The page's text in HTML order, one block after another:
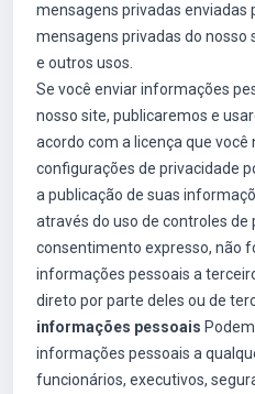
mensagens privadas enviadas
mensagens privadas do nosso
e outros usos.
Se você enviar informações
nosso site, publicaremos e
acordo com a licença que você
configurações de privacidade
a publicação de suas
através do uso de controles de
consentimento expresso, não
informações pessoais a
direto por parte deles ou de
informações pessoais
informações pessoais a
funcionários, executivos,